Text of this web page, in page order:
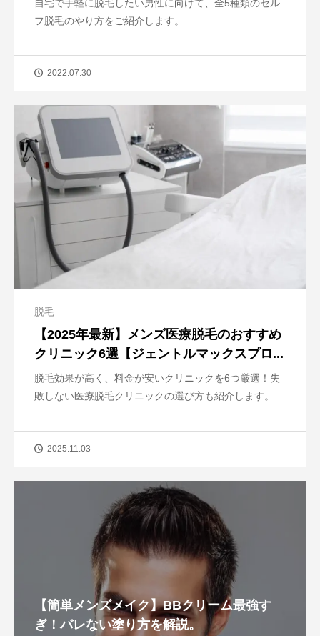
自宅で手軽に脱毛したい男性に向けて、全5種類のセル
フ脱毛のやり方をご紹介します。
2022.07.30
脱毛
【2025年最新】メンズ医療脱毛のおすすめ
クリニック6選【ジェントルマックスプロ...
脱毛効果が高く、料金が安いクリニックを6つ厳選！失
敗しない医療脱毛クリニックの選び方も紹介します。
2025.11.03
【簡単メンズメイク】BBクリーム最強す
ぎ！バレない塗り方を解説。